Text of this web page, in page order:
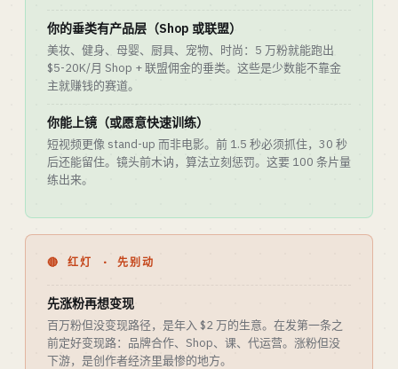
你的垂类有产品层（Shop 或联盟）
美妆、健身、母婴、厨具、宠物、时尚：5 万粉就能跑出
$5-20K/月 Shop + 联盟佣金的垂类。这些是少数能不靠金
主就赚钱的赛道。
你能上镜（或愿意快速训练）
短视频更像 stand-up 而非电影。前 1.5 秒必须抓住，30 秒
后还能留住。镜头前木讷，算法立刻惩罚。这要 100 条片量
练出来。
🔴 红灯 · 先别动
先涨粉再想变现
百万粉但没变现路径，是年入 $2 万的生意。在发第一条之
前定好变现路：品牌合作、Shop、课、代运营。涨粉但没
下游，是创作者经济里最惨的地方。